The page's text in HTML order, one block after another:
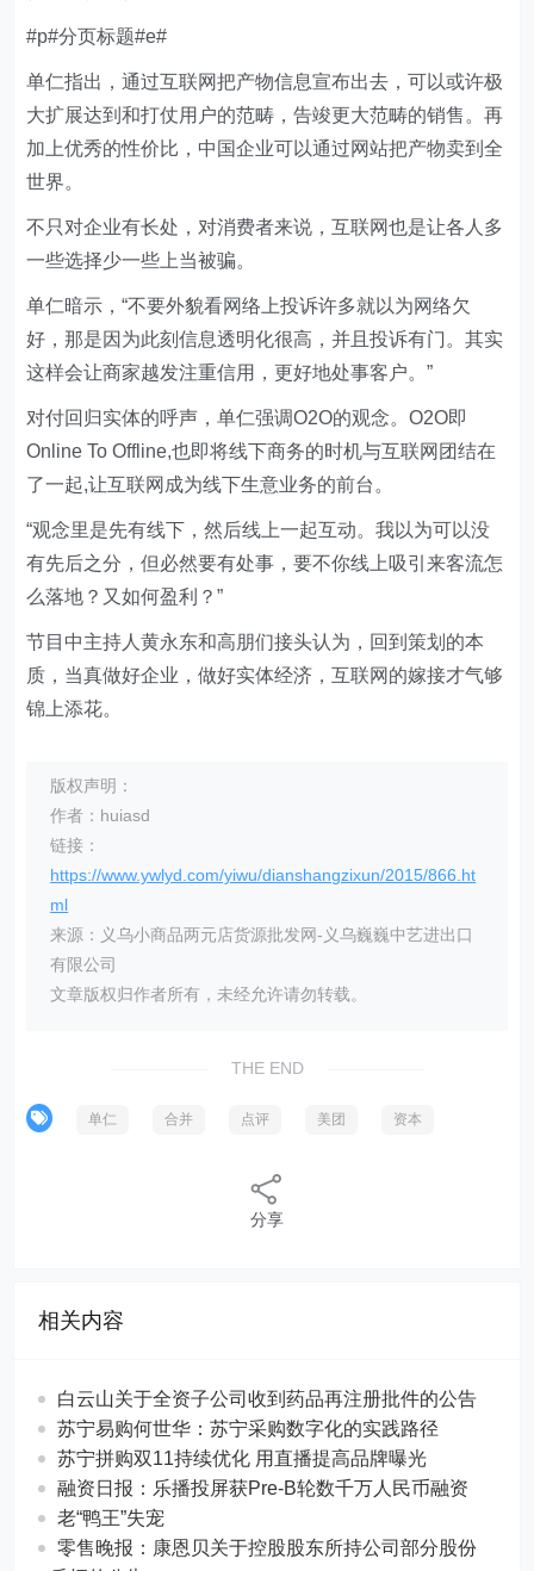
#p#分页标题#e#
单仁指出，通过互联网把产物信息宣布出去，可以或许极
大扩展达到和打仗用户的范畴，告竣更大范畴的销售。再
加上优秀的性价比，中国企业可以通过网站把产物卖到全
世界。
不只对企业有长处，对消费者来说，互联网也是让各人多
一些选择少一些上当被骗。
单仁暗示，“不要外貌看网络上投诉许多就以为网络欠
好，那是因为此刻信息透明化很高，并且投诉有门。其实
这样会让商家越发注重信用，更好地处事客户。”
对付回归实体的呼声，单仁强调O2O的观念。O2O即
Online To Offline,也即将线下商务的时机与互联网团结在
了一起,让互联网成为线下生意业务的前台。
“观念里是先有线下，然后线上一起互动。我以为可以没
有先后之分，但必然要有处事，要不你线上吸引来客流怎
么落地？又如何盈利？”
节目中主持人黄永东和高朋们接头认为，回到策划的本
质，当真做好企业，做好实体经济，互联网的嫁接才气够
锦上添花。
版权声明：
作者：huiasd
链接：
https://www.ywlyd.com/yiwu/dianshangzixun/2015/866.ht
ml
来源：义乌小商品两元店货源批发网-义乌巍巍中艺进出口
有限公司
文章版权归作者所有，未经允许请勿转载。
THE END
单仁 合并 点评 美团 资本
分享
相关内容
白云山关于全资子公司收到药品再注册批件的公告
苏宁易购何世华：苏宁采购数字化的实践路径
苏宁拼购双11持续优化 用直播提高品牌曝光
融资日报：乐播投屏获Pre-B轮数千万人民币融资
老“鸭王”失宠
零售晚报：康恩贝关于控股股东所持公司部分股份